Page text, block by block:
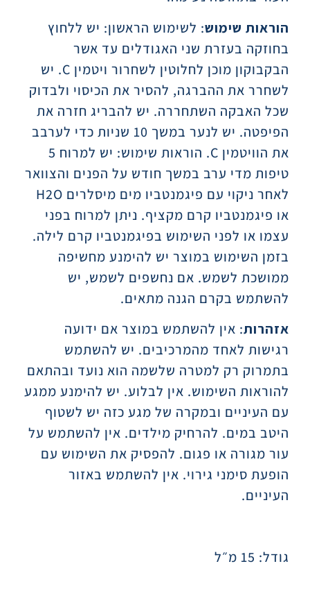
הוראות שימוש: לשימוש הראשון: יש ללחוץ
בחוזקה בעזרת שני האגודלים עד אשר
הבקבוקון מוכן לחלוטין לשחרור ויטמין C. יש
לשחרר את ההברגה, להסיר את הכיסוי ולבדוק
שכל האבקה השתחררה. יש להבריג חזרה את
הפיפטה. יש לנער במשך 10 שניות כדי לערבב
את הוויטמין C. הוראות שימוש: יש למרוח 5
טיפות מדי ערב במשך חודש על הפנים והצוואר
לאחר ניקוי עם פיגמנטביו מים מיסלרים H2O
או פיגמנטביו קרם מקציף. ניתן למרוח בפני
עצמו או לפני השימוש בפיגמנטביו קרם לילה.
בזמן השימוש במוצר יש להימנע מחשיפה
ממושכת לשמש. אם נחשפים לשמש, יש
להשתמש בקרם הגנה מתאים.
אזהרות: אין להשתמש במוצר אם ידועה
רגישות לאחד מהמרכיבים. יש להשתמש
בתמרוק רק למטרה שלשמה הוא נועד ובהתאם
להוראות השימוש. אין לבלוע. יש להימנע ממגע
עם העיניים ובמקרה של מגע כזה יש לשטוף
היטב במים. להרחיק מילדים. אין להשתמש על
עור מגורה או פגום. להפסיק את השימוש עם
הופעת סימני גירוי. אין להשתמש באזור
העיניים.
גודל: 15 מ״ל